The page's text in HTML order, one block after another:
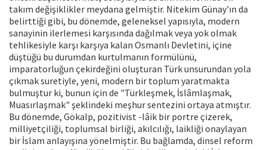
takım değişiklikler meydana gelmiştir. Nitekim Günay'ın da
belirttiği gibi, bu dönemde, geleneksel yapısıyla, modern
sanayinin ilerlemesi karşısında dağılmak veya yok olmak
tehlikesiyle karşı karşıya kalan Osmanlı Devletini, içine
düştüğü bu durumdan kurtulmanın formülünü,
imparatorluğun çekirdeğini oluşturan Türk unsurundan yola
çıkmak suretiyle, yeni, modern bir toplum yaratmakta
bulmuştur ki, bunun için de "Türkleşmek, İslâmlaşmak,
Muasırlaşmak" şeklindeki meşhur sentezini ortaya atmıştır.
Bu dönemde, Gökalp, pozitivist -lâik bir portre çizerek,
milliyetçiliği, toplumsal birliği, akılcılığı, laikliği onaylayan
bir İslam anlayışına yönelmiştir. Bu bağlamda, dinsel reform